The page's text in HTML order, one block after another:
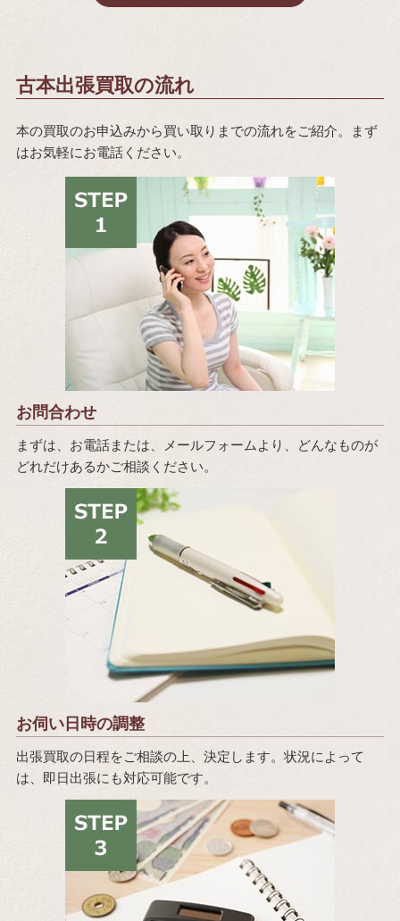
古本出張買取の流れ
本の買取のお申込みから買い取りまでの流れをご紹介。まず
はお気軽にお電話ください。
お問合わせ
まずは、お電話または、メールフォームより、どんなものが
どれだけあるかご相談ください。
お伺い日時の調整
出張買取の日程をご相談の上、決定します。状況によって
は、即日出張にも対応可能です。